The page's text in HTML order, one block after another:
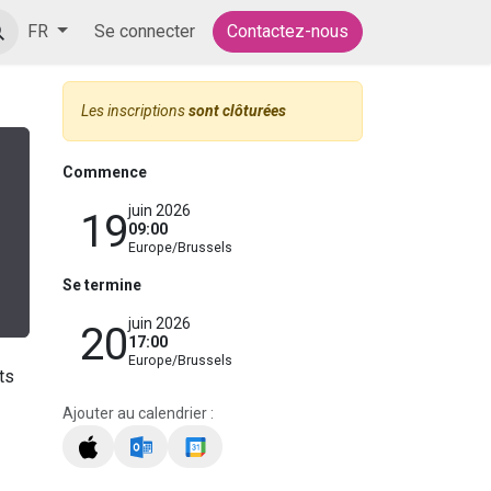
FR Se connecter Contactez-nous
Les inscriptionssont clôturées
Commence
19juin 2026
09:00
Europe/Brussels
Se termine
20juin 2026
17:00
Europe/Brussels
Ajouter au calendrier :